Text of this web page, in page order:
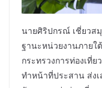
นายศิริปกรณ์ เชี่ยวส
ฐานะหน่วยงานภายใ
กระทรวงการท่องเที่
ทำหน้าที่ประสาน ส่ง